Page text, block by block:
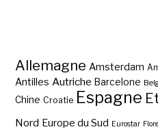
Allemagne Amsterdam
Antilles Autriche Barcelone
Chine Croatie Espagne
Nord Europe du Sud Eurostar